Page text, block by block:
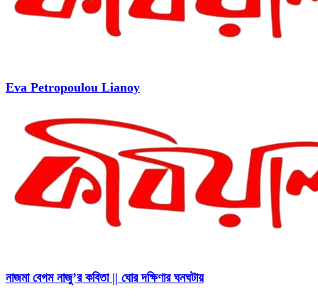
Eva Petropoulou Lianoy
নাজমা বেগম নাজু’র কবিতা || ঘোর দক্ষিণার ঘনঘটায়